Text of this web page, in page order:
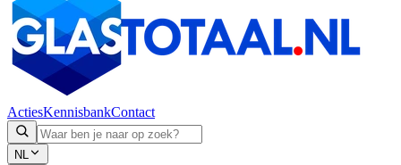
ActiesKennisbankContact
NL